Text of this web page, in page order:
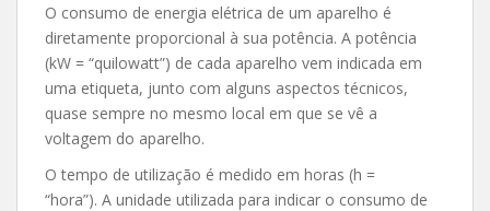
O consumo de energia elétrica de um aparelho é
diretamente proporcional à sua potência. A potência
(kW = “quilowatt”) de cada aparelho vem indicada em
uma etiqueta, junto com alguns aspectos técnicos,
quase sempre no mesmo local em que se vê a
voltagem do aparelho.
O tempo de utilização é medido em horas (h =
“hora”). A unidade utilizada para indicar o consumo de